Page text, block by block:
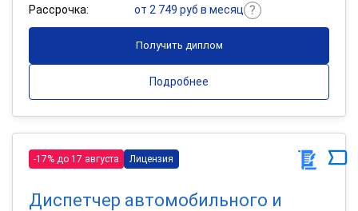
Рассрочка:
от 2 749 руб в месяц
Получить диплом
Подробнее
-17% до 17 августа Лицензия
Диспетчер автомобильного и